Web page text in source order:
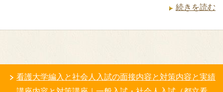
続きを読む
看護大学編入と社会人入試の面接内容と対策内容と実績